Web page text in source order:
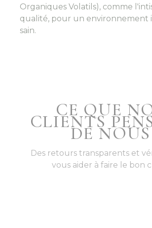
Organiques Volatils), comme
qualité, pour un environnement
sain.
CE QUE
CLIENTS
DE NOUS
Des retours transparents et
vous aider à faire le bon